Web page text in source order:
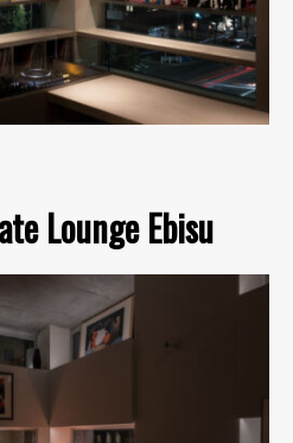
Lounge Ebisu